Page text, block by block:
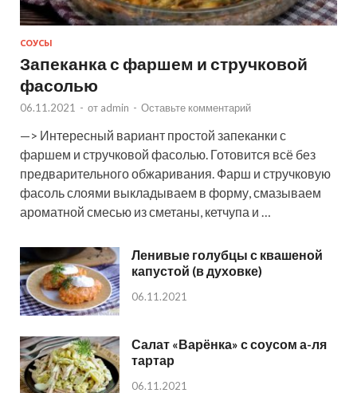
СОУСЫ
Запеканка с фаршем и стручковой
фасолью
06.11.2021 - от admin - Оставьте комментарий
—> Интересный вариант простой запеканки с
фаршем и стручковой фасолью. Готовится всё без
предварительного обжаривания. Фарш и стручковую
фасоль слоями выкладываем в форму, смазываем
ароматной смесью из сметаны, кетчупа и …
Ленивые голубцы с квашеной
капустой (в духовке)
06.11.2021
Салат «Варёнка» с соусом а-ля
тартар
06.11.2021